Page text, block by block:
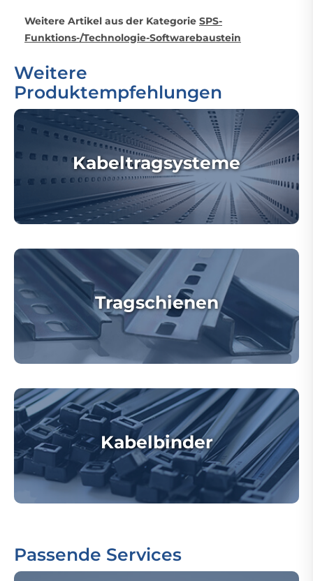
Weitere Artikel aus der Kategorie SPS-
Funktions-/Technologie-Softwarebaustein
Weitere
Produktempfehlungen
Kabeltragsysteme
Tragschienen
Kabelbinder
Passende Services